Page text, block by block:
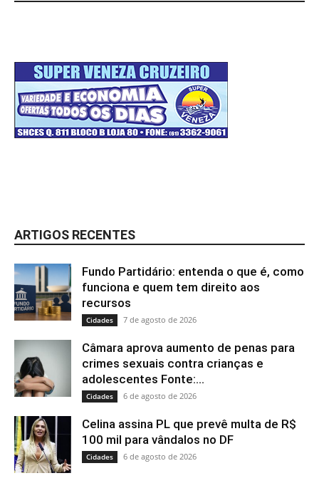
ARTIGOS RECENTES
Fundo Partidário: entenda o que é, como
funciona e quem tem direito aos
recursos
Cidades 7 de agosto de 2026
Câmara aprova aumento de penas para
crimes sexuais contra crianças e
adolescentes Fonte:...
Cidades 6 de agosto de 2026
Celina assina PL que prevê multa de R$
100 mil para vândalos no DF
Cidades 6 de agosto de 2026